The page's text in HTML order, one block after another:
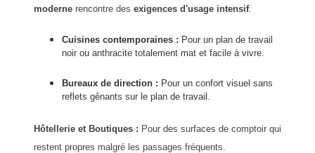
moderne rencontre des exigences d'usage intensif.
Cuisines contemporaines : Pour un plan de travail
noir ou anthracite totalement mat et facile à vivre.
Bureaux de direction : Pour un confort visuel sans
reflets gênants sur le plan de travail.
Hôtellerie et Boutiques : Pour des surfaces de comptoir qui
restent propres malgré les passages fréquents.